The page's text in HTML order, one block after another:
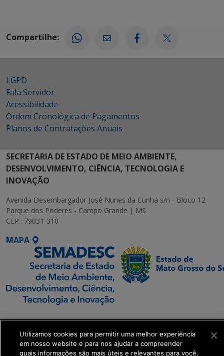
Compartilhe:
LGPD
Fala Servidor
Acessibilidade
Ordem Cronológica de Pagamentos
Planos de Contratações Anuais
SECRETARIA DE ESTADO DE MEIO AMBIENTE,
DESENVOLVIMENTO, CIÊNCIA, TECNOLOGIA E
INOVAÇÃO
Avenida Desembargador José Nunes da Cunha s/n - Bloco 12
Parque dos Poderes - Campo Grande | MS
CEP.: 79031-310
MAPA
SETDIG | Secretaria-
Executiva de
Transformação Digital
Utilizamos cookies para permitir uma melhor experiência
em nosso website e para nos ajudar a compreender
quais informações são mais úteis e relevantes para você.